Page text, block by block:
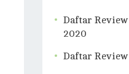
Daftar
2020
Daftar Review